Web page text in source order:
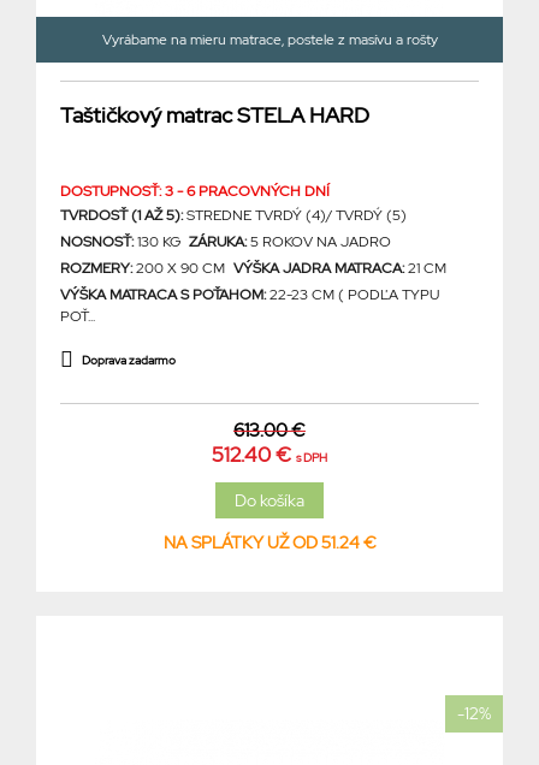
Vyrábame na mieru matrace, postele z masívu a rošty
Taštičkový matrac STELA HARD
DOSTUPNOSŤ: 3 - 6 PRACOVNÝCH DNÍ
TVRDOSŤ (1 AŽ 5):STREDNE TVRDÝ (4)/ TVRDÝ (5)
NOSNOSŤ:130 KG ZÁRUKA:5 ROKOV NA JADRO
ROZMERY:200 X 90 CM VÝŠKA JADRA MATRACA:21 CM
VÝŠKA MATRACA S POŤAHOM:22-23 CM ( PODĽA TYPU
POŤ...
Doprava zadarmo
613.00 €
512.40 € s DPH
NA SPLÁTKY UŽ OD 51.24 €
-12%